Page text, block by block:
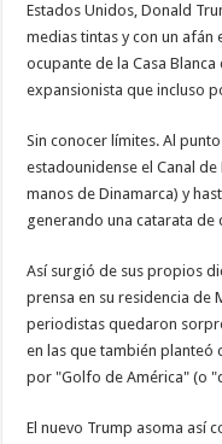
Estados Unidos, Donald
medias tintas y con un afán
ocupante de la Casa
expansionista que incluso
Sin conocer límites. Al
estadounidense el Canal
manos de Dinamarca) y
generando una catarata de
Así surgió de sus propios
prensa en su residencia de
periodistas quedaron
en las que también
por "Golfo de América" (o
El nuevo Trump asoma así